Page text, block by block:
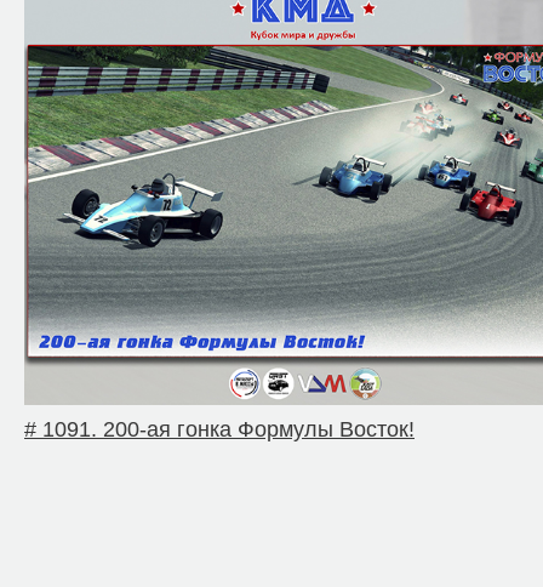
# 1091. 200-ая гонка Формулы Восток!